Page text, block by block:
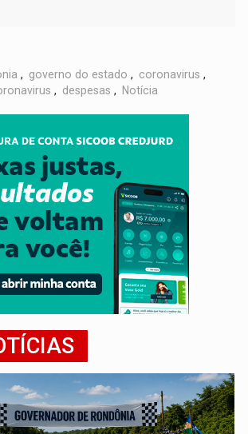
, governo do estado , coronavirus ,
, despesas , Notícia